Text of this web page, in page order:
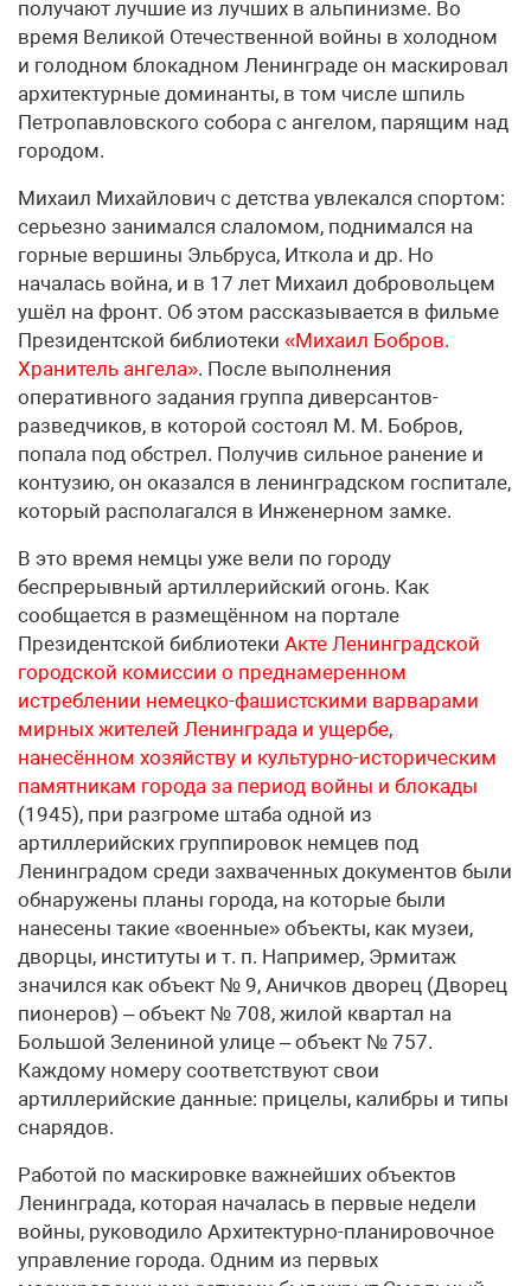
получают лучшие из лучших в альпинизме. Во
время Великой Отечественной войны в холодном
и голодном блокадном Ленинграде он маскировал
архитектурные доминанты, в том числе шпиль
Петропавловского собора с ангелом, парящим над
городом.
Михаил Михайлович с детства увлекался спортом:
серьезно занимался слаломом, поднимался на
горные вершины Эльбруса, Иткола и др. Но
началась война, и в 17 лет Михаил добровольцем
ушёл на фронт. Об этом рассказывается в фильме
Президентской библиотеки «Михаил Бобров.
Хранитель ангела». После выполнения
оперативного задания группа диверсантов-
разведчиков, в которой состоял М. М. Бобров,
попала под обстрел. Получив сильное ранение и
контузию, он оказался в ленинградском госпитале,
который располагался в Инженерном замке.
В это время немцы уже вели по городу
беспрерывный артиллерийский огонь. Как
сообщается в размещённом на портале
Президентской библиотеки Акте Ленинградской
городской комиссии о преднамеренном
истреблении немецко-фашистскими варварами
мирных жителей Ленинграда и ущербе,
нанесённом хозяйству и культурно-историческим
памятникам города за период войны и блокады
(1945), при разгроме штаба одной из
артиллерийских группировок немцев под
Ленинградом среди захваченных документов были
обнаружены планы города, на которые были
нанесены такие «военные» объекты, как музеи,
дворцы, институты и т. п. Например, Эрмитаж
значился как объект № 9, Аничков дворец (Дворец
пионеров) – объект № 708, жилой квартал на
Большой Зелениной улице – объект № 757.
Каждому номеру соответствуют свои
артиллерийские данные: прицелы, калибры и типы
снарядов.
Работой по маскировке важнейших объектов
Ленинграда, которая началась в первые недели
войны, руководило Архитектурно-планировочное
управление города. Одним из первых